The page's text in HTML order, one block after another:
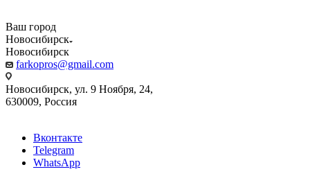
Ваш город
Новосибирск
Новосибирск
farkopros@gmail.com
Новосибирск, ул. 9 Ноября, 24,
630009, Россия
Вконтакте
Telegram
WhatsApp